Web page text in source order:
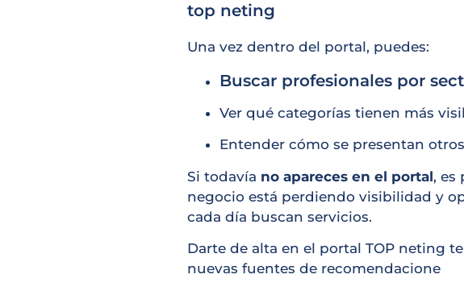
top neting
Una vez dentro del portal, puedes:
Buscar profesionales por
Ver qué categorías tienen más
Entender cómo se presentan
Si todavía no apareces en el portal, es
negocio está perdiendo visibilidad y
cada día buscan servicios.
Darte de alta en el portal TOP neting
nuevas fuentes de recomendacione